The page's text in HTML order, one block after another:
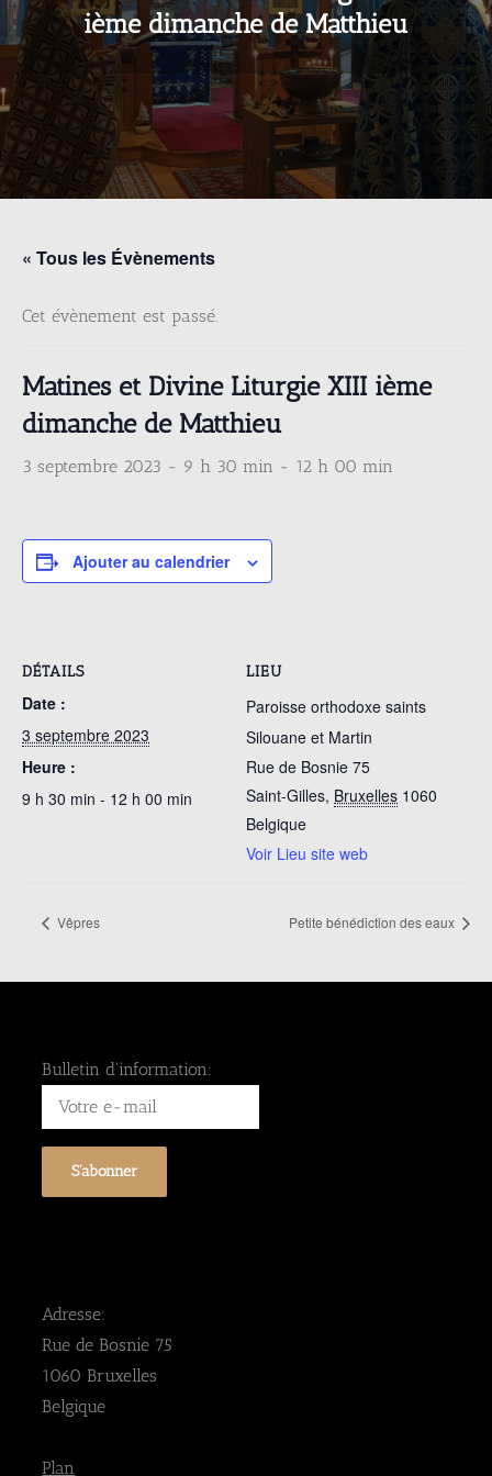
ième dimanche de Matthieu
« Tous les Évènements
Cet évènement est passé.
Matines et Divine Liturgie XIII ième
dimanche de Matthieu
3 septembre 2023 - 9 h 30 min - 12 h 00 min
Ajouter au calendrier
DÉTAILS
Date :
3 septembre 2023
Heure :
9 h 30 min - 12 h 00 min
LIEU
Paroisse orthodoxe saints
Silouane et Martin
Rue de Bosnie 75
Saint-Gilles, Bruxelles 1060
Belgique
Voir Lieu site web
Vêpres Petite bénédiction des eaux
Bulletin d'information:
Adresse:
Rue de Bosnie 75
1060 Bruxelles
Belgique
Plan